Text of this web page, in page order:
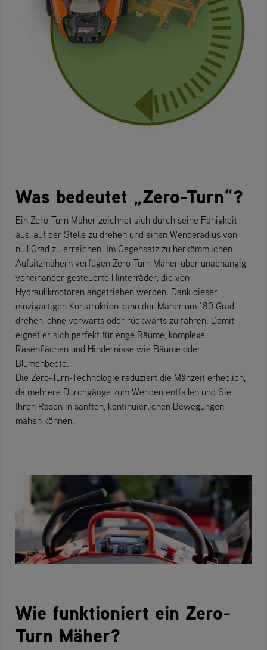
Was bedeutet „Zero-Turn“?
Ein Zero-Turn Mäher zeichnet sich durch seine Fähigkeit
aus, auf der Stelle zu drehen und einen Wenderadius von
null Grad zu erreichen. Im Gegensatz zu herkömmlichen
Aufsitzmähern verfügen Zero-Turn Mäher über unabhängig
voneinander gesteuerte Hinterräder, die von
Hydraulikmotoren angetrieben werden. Dank dieser
einzigartigen Konstruktion kann der Mäher um 180 Grad
drehen, ohne vorwärts oder rückwärts zu fahren. Damit
eignet er sich perfekt für enge Räume, komplexe
Rasenflächen und Hindernisse wie Bäume oder
Blumenbeete.
Die Zero-Turn-Technologie reduziert die Mähzeit erheblich,
da mehrere Durchgänge zum Wenden entfallen und Sie
Ihren Rasen in sanften, kontinuierlichen Bewegungen
mähen können.
Wie funktioniert ein Zero-
Turn Mäher?